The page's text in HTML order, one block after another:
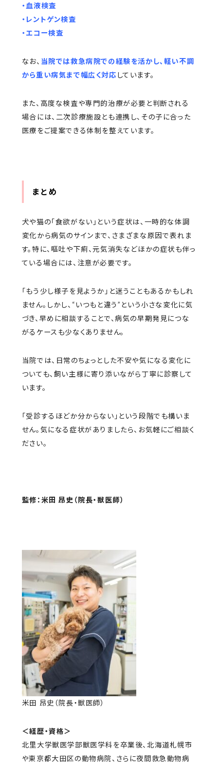
・血液検査
・レントゲン検査
・エコー検査
なお、 当院では救急病院での経験を活かし、軽い不調
から重い病気まで幅広く対応 しています。
また、高度な検査や専門的治療が必要と判断される
場合には、二次診療施設とも連携し、その子に合った
医療をご提案できる体制を整えています。
まとめ
犬や猫の「食欲がない」という症状は、一時的な体調
変化から病気のサインまで、さまざまな原因で表れま
す。特に、嘔吐や下痢、元気消失などほかの症状も伴っ
ている場合には、注意が必要です。
「もう少し様子を見ようか」と迷うこともあるかもしれ
ません。しかし、“いつもと違う”という小さな変化に気
づき、早めに相談することで、病気の早期発見につな
がるケースも少なくありません。
当院では、日常のちょっとした不安や気になる変化に
ついても、飼い主様に寄り添いながら丁寧に診察して
います。
「受診するほどか分からない」という段階でも構いま
せん。気になる症状がありましたら、お気軽にご相談く
ださい。
監修：米田 昂史（院長・獣医師）
米田 昂史（院長・獣医師）
＜経歴・資格＞
北里大学獣医学部獣医学科を卒業後、北海道札幌市
や東京都大田区の動物病院、さらに夜間救急動物病